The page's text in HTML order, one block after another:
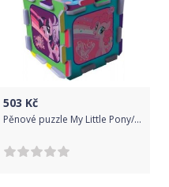
503 Kč
Pěnové puzzle My Little Pony/Hasbro 32x32x1cm